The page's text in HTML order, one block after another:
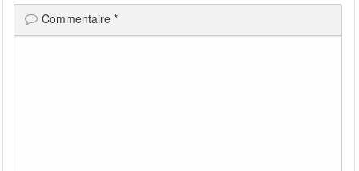
Commentaire*